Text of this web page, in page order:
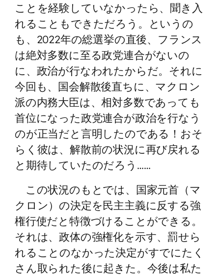
ことを経験していなかったら、聞き入
れることもできただろう。というの
も、2022年の総選挙の直後、フランス
は絶対多数に至る政党連合がないの
に、政治が行なわれたからだ。それに
今回も、国会解散後直ちに、マクロン
派の内務大臣は、相対多数であっても
首位になった政党連合が政治を行なう
のが正当だと言明したのである！おそ
らく彼は、解散前の状況に再び戻れる
と期待していたのだろう……
この状況のもとでは、国家元首（マ
クロン）の決定を民主主義に反する強
権行使だと特徴づけることができる。
それは、政体の強権化を示す、罰せら
れることのなかった決定がすでにたく
さん取られた後に起きた。今後は私た